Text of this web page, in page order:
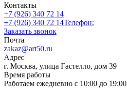
Контакты
+7 (926) 340 72 14
+7 (926) 340 72 14Телефон:
Заказать звонок
Почта
zakaz@art50.ru
Адрес
г. Москва, улица Гастелло, дом 39
Время работы
Работаем ежедневно с 10:00 до 19:00